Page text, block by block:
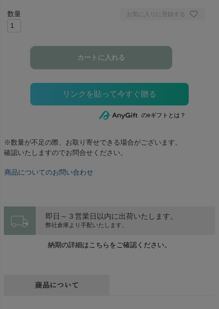
お気に入りに登録する
カートに入れる
のeギフトとは？
※数量が不足の際、お取り寄せできる場合がございます。
確認いたしますのでお問合せください。
商品についてのお問い合わせ
local_shipping 即日～３営業日以内に出荷いたします。
弊社倉庫より手配いたします。
納期の詳細はこちらをご確認ください。
商品について